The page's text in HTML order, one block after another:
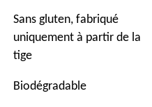
Sans gluten, fabriqué
uniquement à partir de la
tige
Biodégradable